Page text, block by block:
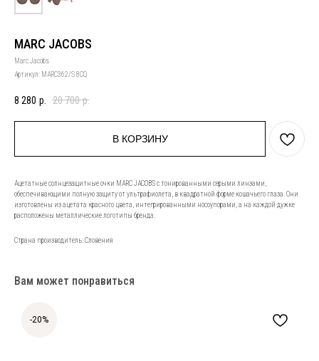
MARC JACOBS
Marc Jacobs
Артикул: MARC362/S 8CQ
8 280 р. 20 700 р.
В КОРЗИНУ
Ацетатные солнцезащитные очки MARC JACOBS с тонированными серыми линзами,
обеспечивающими полную защиту от ультрафиолета, в квадратной форме кошачьего глаза. Они
изготовлены из ацетата красного цвета, интегрированными носоупорами, а на каждой дужке
расположены металлические логотипы бренда.
Страна производитель: Словения
Вам может понравиться
-20%